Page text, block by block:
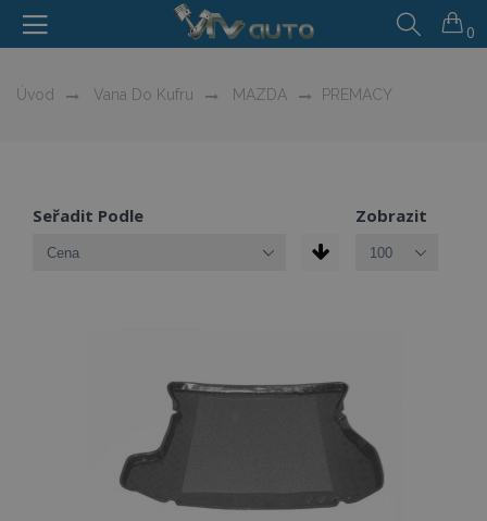
0
Úvod Vana Do Kufru MAZDA PREMACY
Seřadit Podle Zobrazit